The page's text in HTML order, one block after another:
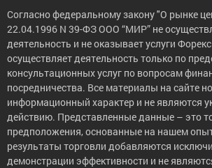
Согласно федеральному закону "О рынке
22.04.1996 N 39-ФЗ ООО “МИР” не
деятельность и не оказывает услуги
осуществляет деятельность только по
консультационных услуг по вопросам
посредничества. Все материалы на сайте
информационный характер и не являются
действию. Представленные данные – это
предположения, основанные на нашем
результаты торговли добавляются
демонстрации эффективности и не